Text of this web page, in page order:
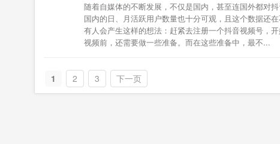
随着自媒体的不断发展，不仅是国内，甚至连国外都
国内的日、月活跃用户数量也十分可观，且这个数据
有人会产生这样的想法：赶紧去注册一个抖音视频号
视频前，还需要做一些准备。而在这些准备中，最不...
1 2 3 下一页